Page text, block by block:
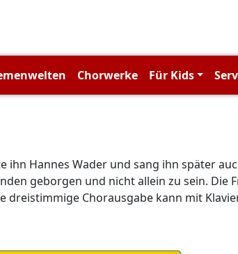
Chorwerke Für Kids
ihn Hannes Wader und sang ihn später
geborgen und nicht allein zu sein.
Chorausgabe kann mit